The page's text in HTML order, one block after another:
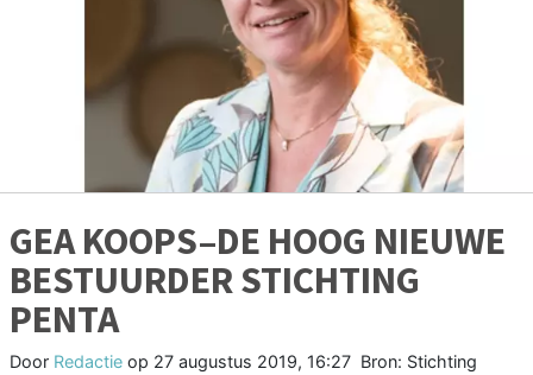
GEA KOOPS–DE HOOG NIEUWE
BESTUURDER STICHTING
PENTA
Door Redactie op 27 augustus 2019, 16:27 Bron: Stichting